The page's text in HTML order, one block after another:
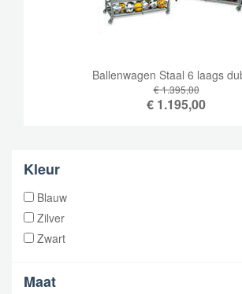
Ballenwagen Staal 6 laags
€ 1.395,00
€ 1.195,00
Kleur
Blauw
Zilver
Zwart
Maat